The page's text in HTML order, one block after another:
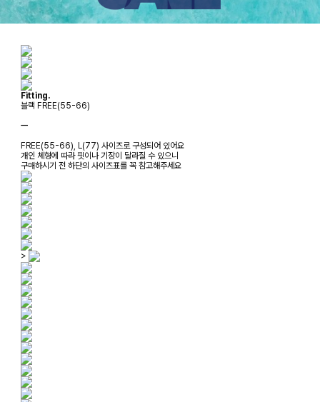
Fitting.
블랙 FREE(55-66)
ㅡ
FREE(55-66), L(77) 사이즈로 구성되어 있어요
개인 체형에 따라 핏이나 기장이 달라질 수 있으니
구매하시기 전 하단의 사이즈표를 꼭 참고해주세요
>